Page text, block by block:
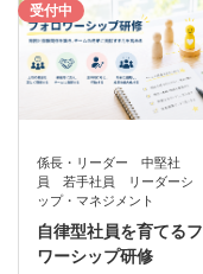
受付中
係長・リーダー 中堅社
員 若手社員 リーダーシ
ップ・マネジメント
自律型社員を育てる
ワーシップ研修